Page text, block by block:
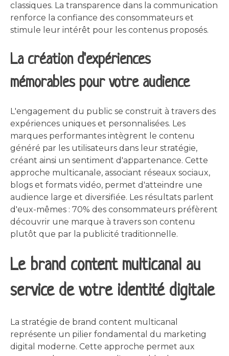
classiques. La transparence dans la communication
renforce la confiance des consommateurs et
stimule leur intérêt pour les contenus proposés.
La création d'expériences
mémorables pour votre audience
L'engagement du public se construit à travers des
expériences uniques et personnalisées. Les
marques performantes intègrent le contenu
généré par les utilisateurs dans leur stratégie,
créant ainsi un sentiment d'appartenance. Cette
approche multicanale, associant réseaux sociaux,
blogs et formats vidéo, permet d'atteindre une
audience large et diversifiée. Les résultats parlent
d'eux-mêmes : 70% des consommateurs préfèrent
découvrir une marque à travers son contenu
plutôt que par la publicité traditionnelle.
Le brand content multicanal au
service de votre identité digitale
La stratégie de brand content multicanal
représente un pilier fondamental du marketing
digital moderne. Cette approche permet aux